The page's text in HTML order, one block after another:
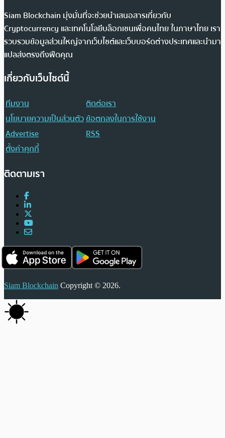
Siam Blockchain มุ่งมั่นที่จะช่วยนำเสนอสารเกี่ยวกับ
Cryptocurrency และเทคโนโลยีบล็อกเชนเพื่อคนไทย ในภาษาไทย เรา
รวบรวมข้อมูลส่วนใหญ่จากเว็บไซต์และเว็บบอร์ดต่างประเทศและนำมา
แปลส่งตรงถึงฟีดคุณ
เกี่ยวกับเว็บไซต์นี้
ทีมงาน
ติดต่อเรา
นโยบายความเป็นส่วนตัวข้อตกลงในการใช้งาน
Advertise
RSS
ตั้งค่าคุกกี้
ติดตามเรา
Siam Blockchain Copyright © 2026.